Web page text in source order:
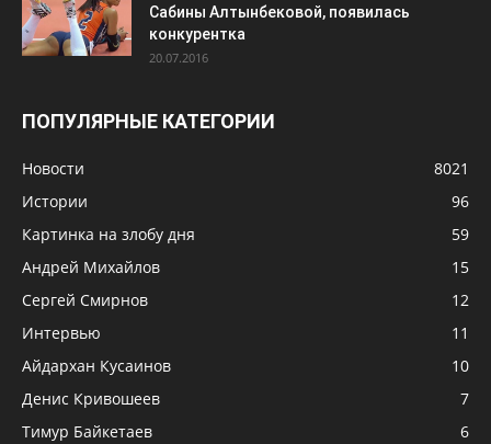
Сабины Алтынбековой, появилась
конкурентка
20.07.2016
ПОПУЛЯРНЫЕ КАТЕГОРИИ
Новости
8021
Истории
96
Картинка на злобу дня
59
Андрей Михайлов
15
Сергей Смирнов
12
Интервью
11
Айдархан Кусаинов
10
Денис Кривошеев
7
Тимур Байкетаев
6